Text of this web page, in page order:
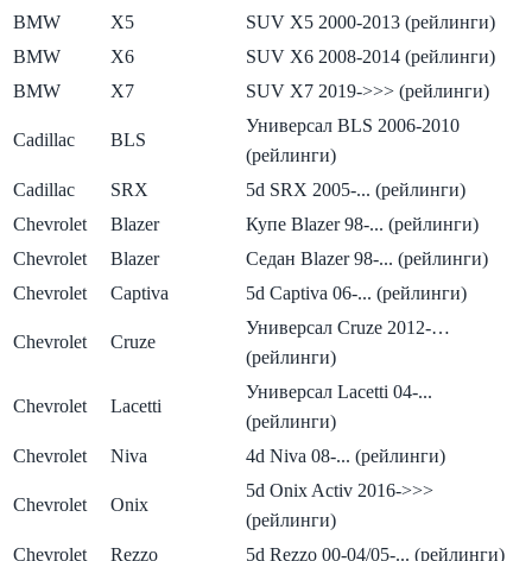
BMW
X5
SUV X5 2000-2013 (рейлинги)
BMW
X6
SUV X6 2008-2014 (рейлинги)
BMW
X7 SUV X7 2019->>> (рейлинги)
Cadillac BLS
Универсал BLS 2006-2010
(рейлинги)
Cadillac
SRX
5d SRX 2005-... (рейлинги)
Chevrolet
Blazer
Купе Blazer 98-... (рейлинги)
Chevrolet
Blazer
Седан Blazer 98-... (рейлинги)
Chevrolet
Captiva 5d Captiva 06-... (рейлинги)
Chevrolet Cruze
Универсал Cruze 2012-…
(рейлинги)
Chevrolet Lacetti
Универсал Lacetti 04-...
(рейлинги)
Chevrolet
Niva 4d Niva 08-... (рейлинги)
Chevrolet Onix
5d Onix Activ 2016->>>
(рейлинги)
Chevrolet
Rezzo 5d Rezzo 00-04/05-... (рейлинги)